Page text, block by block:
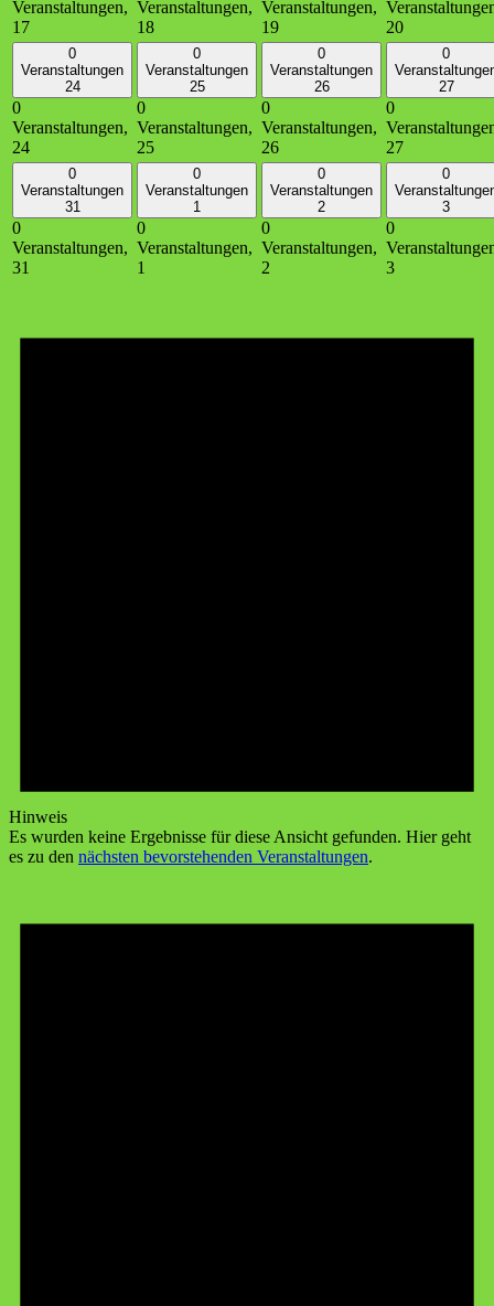
Veranstaltungen,
17
Veranstaltungen,
18
Veranstaltungen,
19
20
0
Veranstaltungen
24
0
Veranstaltungen,
24
0
Veranstaltungen
25
0
Veranstaltungen,
25
0
Veranstaltungen
26
0
Veranstaltungen,
26
0
27
0
27
0
Veranstaltungen
31
0
Veranstaltungen,
31
0
Veranstaltungen
1
0
Veranstaltungen,
1
0
Veranstaltungen
2
0
Veranstaltungen,
2
0
3
0
3
Hinweis
Es wurden keine Ergebnisse für diese Ansicht gefunden. Hier geht
es zu den nächsten bevorstehenden Veranstaltungen.